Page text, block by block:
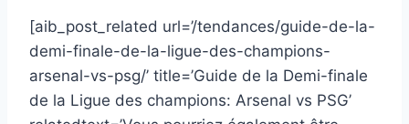
[aib_post_related url=’/tendances/guide-de-la-
demi-finale-de-la-ligue-des-champions-
arsenal-vs-psg/’ title=’Guide de la Demi-finale
de la Ligue des champions: Arsenal vs PSG’